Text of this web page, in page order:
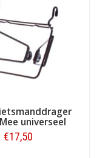
universeel
€17,50